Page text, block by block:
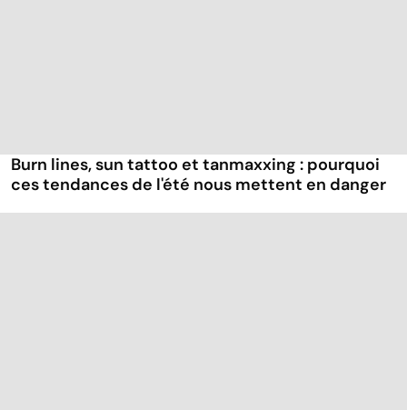
Burn lines, sun tattoo et tanmaxxing : pourquoi
ces tendances de l'été nous mettent en danger